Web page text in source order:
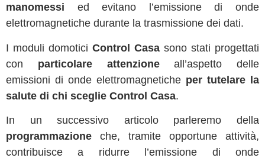
manomessi ed evitano l’emissione di onde
elettromagnetiche durante la trasmissione dei dati.
I moduli domotici Control Casa sono stati progettati
con particolare attenzioneall’aspetto delle
emissioni di onde elettromagnetiche per tutelare la
salute di chi sceglie Control Casa.
In un successivo articolo parleremo della
programmazione che, tramite opportune attività,
contribuisce a ridurre l’emissione di onde